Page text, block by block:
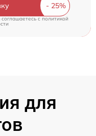
cполитикой
для